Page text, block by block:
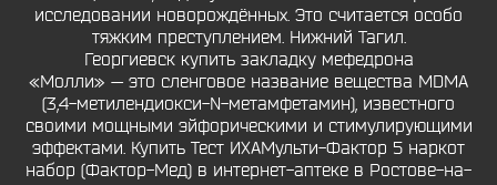
исследовании новорождённых. Это считается особо
тяжким преступлением. Нижний Тагил.
Георгиевск купить закладку мефедрона
«Молли» — это сленговое название вещества MDMA
(3,4-метилендиокси-N-метамфетамин), известного
своими мощными эйфорическими и стимулирующими
эффектами. Купить Тест ИХАМульти-Фактор 5 наркот
набор (Фактор-Мед) в интернет-аптеке в Ростове-на-